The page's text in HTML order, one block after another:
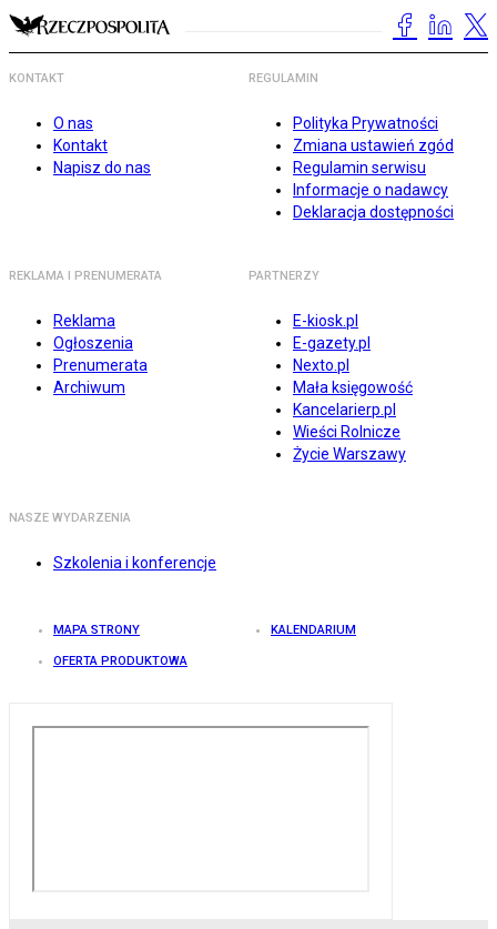
KONTAKT
O nas
Kontakt
Napisz do nas
REGULAMIN
Polityka Prywatności
Zmiana ustawień zgód
Regulamin serwisu
Informacje o nadawcy
Deklaracja dostępności
REKLAMA I PRENUMERATA
Reklama
Ogłoszenia
Prenumerata
Archiwum
PARTNERZY
E-kiosk.pl
E-gazety.pl
Nexto.pl
Mała księgowość
Kancelarierp.pl
Wieści Rolnicze
Życie Warszawy
NASZE WYDARZENIA
Szkolenia i konferencje
MAPA STRONY KALENDARIUM
OFERTA PRODUKTOWA